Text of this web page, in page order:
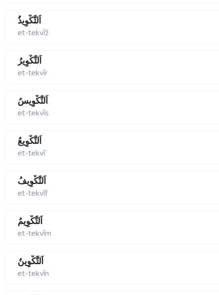
اَلتَّكْوِيذُ
et-tekvîž
اَلتَّكْوِيرُ
et-tekvîr
اَلتَّكْوِيسُ
et-tekvîs
اَلتَّكْوِيعُ
et-tekvîʹ
اَلتَّكْوِيفُ
et-tekvîf
اَلتَّكْوِيمُ
et-tekvîm
اَلتَّكْوِينُ
et-tekvîn